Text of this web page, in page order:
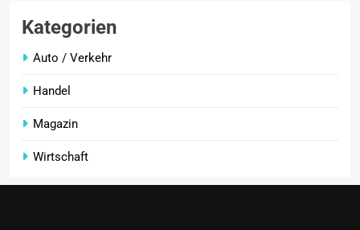
Kategorien
Auto / Verkehr
Handel
Magazin
Wirtschaft